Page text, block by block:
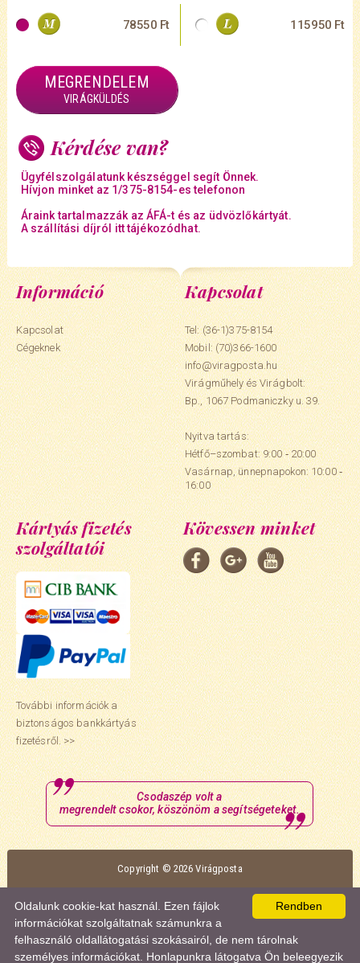
78550 Ft 115950 Ft
MEGRENDELEM
VIRÁGKÜLDÉS
Kérdése van?
Ügyfélszolgálatunk készséggel segít Önnek.
Hívjon minket az 1/375-8154-es telefonon
Áraink tartalmazzák az ÁFÁ-t és az üdvözlőkártyát.
A szállítási díjról itt tájékozódhat.
Információ
Kapcsolat
Cégeknek
Kapcsolat
Tel: (36-1)375-8154
Mobil:(70)366-1600
info@viragposta.hu
Virágműhely és Virágbolt:
Bp., 1067 Podmaniczky u. 39.
Nyitva tartás:
Hétfő–szombat: 9:00 ‑ 20:00
Vasárnap, ünnepnapokon: 10:00 ‑
16:00
Kártyás fizetés
szolgáltatói
További információk a
biztonságos bankkártyás
fizetésről. >>
Kövessen minket
Csodaszép volt a
megrendelt csokor, köszönöm a segítségeteket.
Copyright © 2026 Virágposta
Oldalunk optimális megtekintéséhez a Mozilla Firefox vagy a Google Chrome
böngészőt ajánljuk.
Rendben
Oldalunk cookie-kat használ. Ezen fájlok
információkat szolgáltatnak számunkra a
felhasználó oldallátogatási szokásairól, de nem tárolnak
személyes információkat. Honlapunkra látogatva Ön beleegyezik